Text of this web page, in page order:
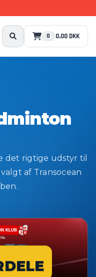
0 0,00 DKK
det rigtige udstyr til
af Transocean